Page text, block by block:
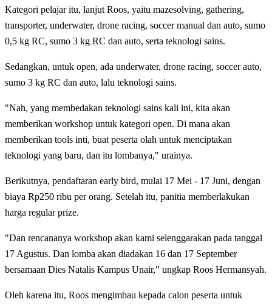
Kategori pelajar itu, lanjut Roos, yaitu mazesolving, gathering,
transporter, underwater, drone racing, soccer manual dan auto, sumo
0,5 kg RC, sumo 3 kg RC dan auto, serta teknologi sains.
Sedangkan, untuk open, ada underwater, drone racing, soccer auto,
sumo 3 kg RC dan auto, lalu teknologi sains.
"Nah, yang membedakan teknologi sains kali ini, kita akan
memberikan workshop untuk kategori open. Di mana akan
memberikan tools inti, buat peserta olah untuk menciptakan
teknologi yang baru, dan itu lombanya," urainya.
Berikutnya, pendaftaran early bird, mulai 17 Mei - 17 Juni, dengan
biaya Rp250 ribu per orang. Setelah itu, panitia memberlakukan
harga regular prize.
"Dan rencananya workshop akan kami selenggarakan pada tanggal
17 Agustus. Dan lomba akan diadakan 16 dan 17 September
bersamaan Dies Natalis Kampus Unair," ungkap Roos Hermansyah.
Oleh karena itu, Roos mengimbau kepada calon peserta untuk